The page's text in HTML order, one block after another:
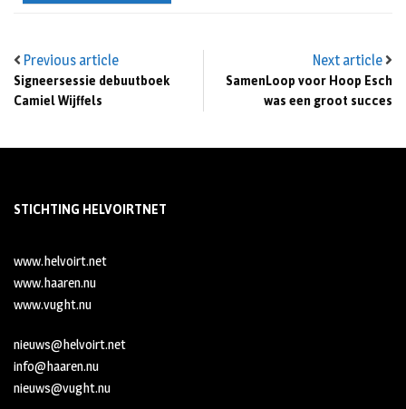
Previous article
Signeersessie debuutboek
Camiel Wijffels
Next article
SamenLoop voor Hoop Esch
was een groot succes
STICHTING HELVOIRTNET
www.helvoirt.net
www.haaren.nu
www.vught.nu
nieuws@helvoirt.net
info@haaren.nu
nieuws@vught.nu